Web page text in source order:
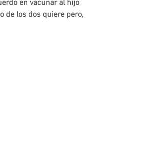
en vacunar al hijo
de los dos quiere pero,